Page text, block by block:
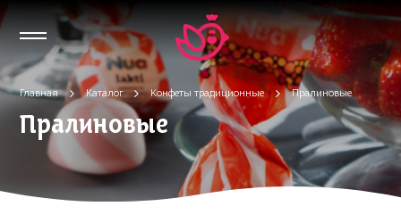
Главная Каталог Конфеты традиционные Пралиновые
Пралиновые